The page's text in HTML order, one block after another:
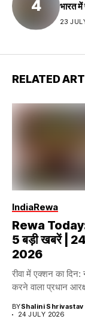
भारत
23
RELATED
IndiaRewa
Rewa
5 बड़ी खबरें |
2026
रीवा में एक्शन का दिन:
करने वाला प्रधान
BYShalini Shrivastav
24 JULY 2026